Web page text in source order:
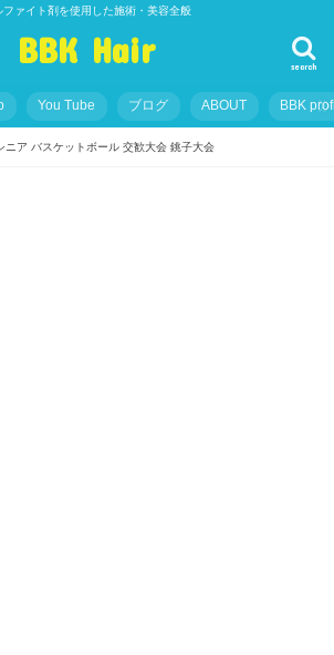
ファイト剤を使用した施術・美容全般
BBK Hair search
You Tube ブログ ABOUT BBK
ニア バスケットボール 交歓大会 銚子大会